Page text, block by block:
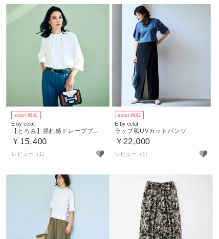
eclat 掲載
E by eclat
【とろみ】揺れ感ドレープブラウス
￥15,400
レビュー（1）
eclat 掲載
E by eclat
ラップ風UVカットパンツ
￥22,000
レビュー（1）